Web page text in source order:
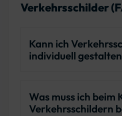
Verkehrsschilder
Kann ich
individuell
Verkehrsschilder nach
Vorgaben anzufertigen.
Was muss ich beim
Verkehrsschildern